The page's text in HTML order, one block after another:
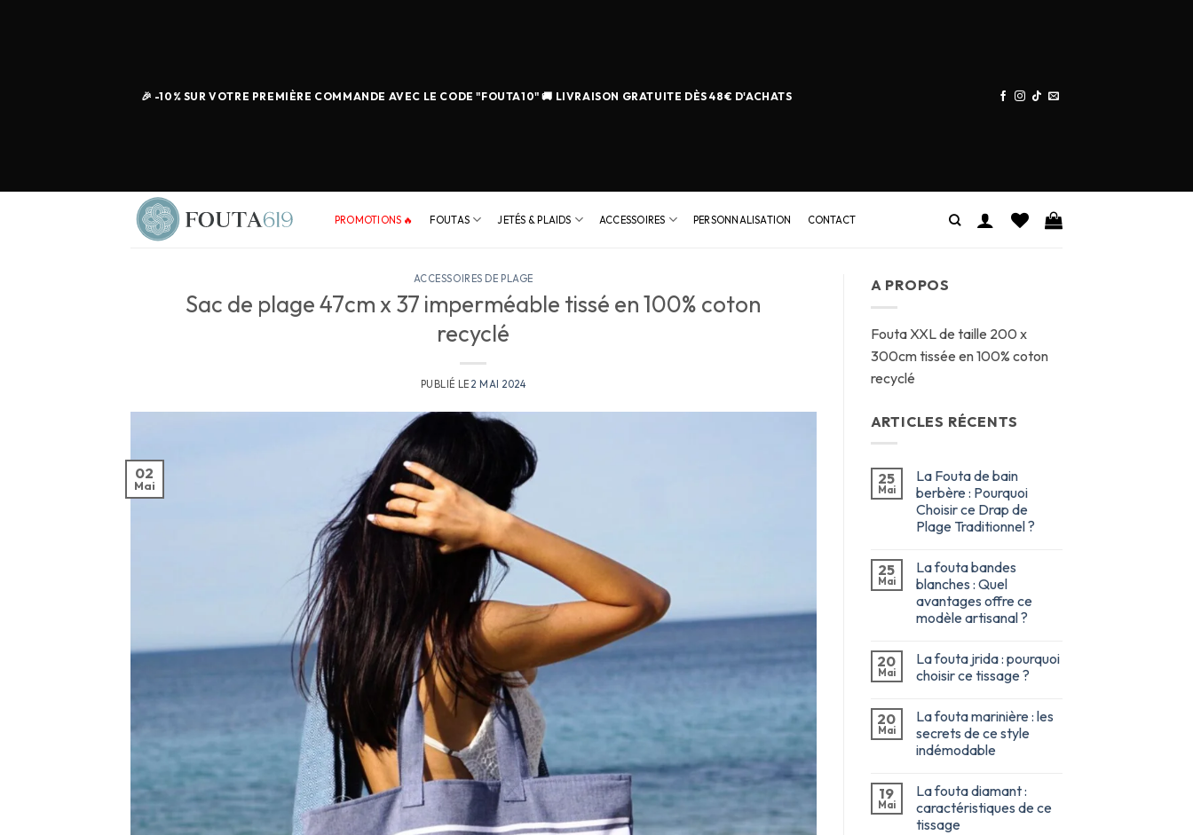
🎉 -10% SUR VOTRE PREMIÈRE COMMANDE AVEC LE CODE "FOUTA10" 🚚 LIVRAISON GRATUITE DÈS 48€ D'ACHATS
PROMOTIONS 🔥 FOUTAS JETÉS & PLAIDS ACCESSOIRES PERSONNALISATION CONTACT
ACCESSOIRES DE PLAGE
Sac de plage 47cm x 37 imperméable tissé en 100% coton
recyclé
PUBLIÉ LE2 MAI 2024
02
Mai
A PROPOS
Fouta XXL de taille 200 x
300cm tissée en 100% coton
recyclé
ARTICLES RÉCENTS
25
Mai
La Fouta de bain
berbère : Pourquoi
Choisir ce Drap de
Plage Traditionnel ?
25
Mai
La fouta bandes
blanches : Quel
avantages offre ce
modèle artisanal ?
20
Mai
La fouta jrida : pourquoi
choisir ce tissage ?
20
Mai
La fouta marinière : les
secrets de ce style
indémodable
19
Mai
La fouta diamant :
caractéristiques de ce
tissage